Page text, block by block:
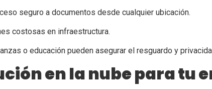
seguro a documentos desde cualquier ubicación.
costosas en infraestructura.
o educación pueden asegurar el resguardo y
en la nube para tu